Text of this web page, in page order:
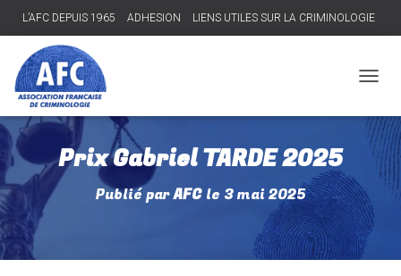
L’AFC DEPUIS 1965 ADHESION LIENS UTILES SUR LA CRIMINOLOGIE
P
L
L
A
A
Prix Gabriel TARDE 2025
Publié parAFCle 3 mai 2025